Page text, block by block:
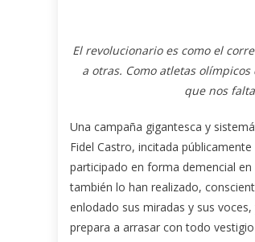
El revolucionario es como el
a otras. Como atletas
que nos
Una campaña gigantesca y
Fidel Castro, incitada
participado en forma demencial
también lo han realizado,
enlodado sus miradas y sus
prepara a arrasar con todo